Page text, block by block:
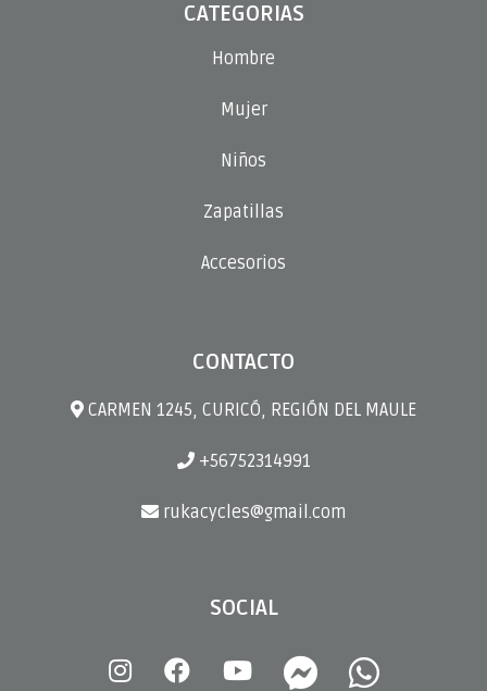
CATEGORIAS
Hombre
Mujer
Niños
Zapatillas
Accesorios
CONTACTO
CARMEN 1245, CURICÓ, REGIÓN DEL MAULE
+56752314991
rukacycles@gmail.com
SOCIAL